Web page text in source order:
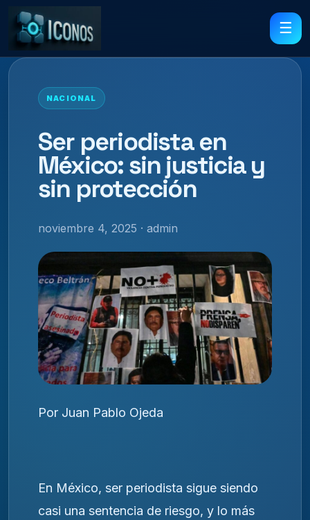
☰
NACIONAL
Ser periodista en
México: sin justicia y
sin protección
noviembre 4, 2025 · admin
Por Juan Pablo Ojeda
En México, ser periodista sigue siendo
casi una sentencia de riesgo, y lo más